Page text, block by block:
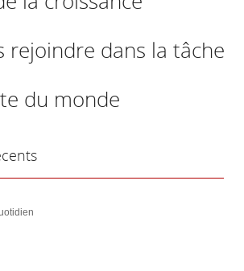
rejoindre dans la tâche
du monde